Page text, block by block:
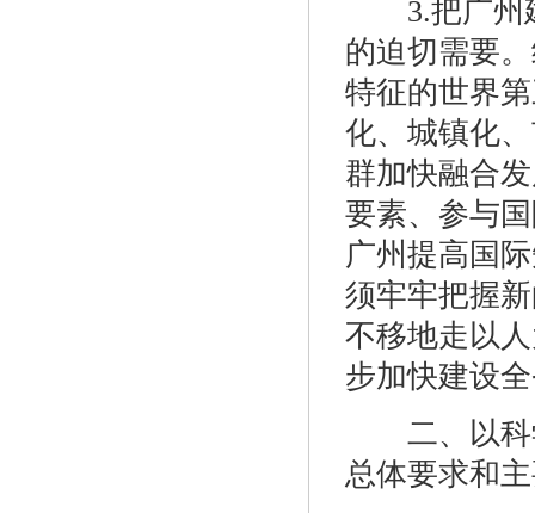
3.把广州建
的迫切需要
特征的世界
化、城镇化
群加快融合
要素、参与
广州提高国
须牢牢把握
不移地走以
步加快建设
二、以科
总体要求和